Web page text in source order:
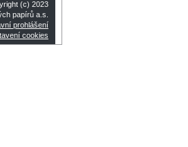
(c) 2023
papírů a.s.
prohlášení
cookies